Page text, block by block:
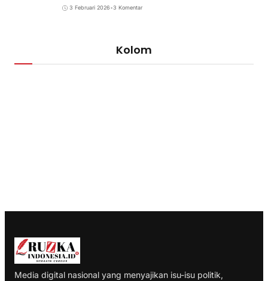
3 Februari 2026•3 Komentar
Kolom
Media digital nasional yang menyajikan isu-isu politik,